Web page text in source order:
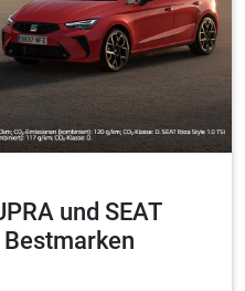
und SEAT